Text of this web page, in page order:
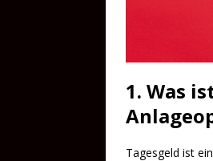
1. Was
Tagesgeld ist